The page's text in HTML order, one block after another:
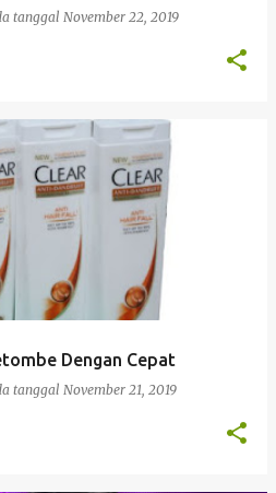
tanggal November 22, 2019
Dengan Cepat
tanggal November 21, 2019